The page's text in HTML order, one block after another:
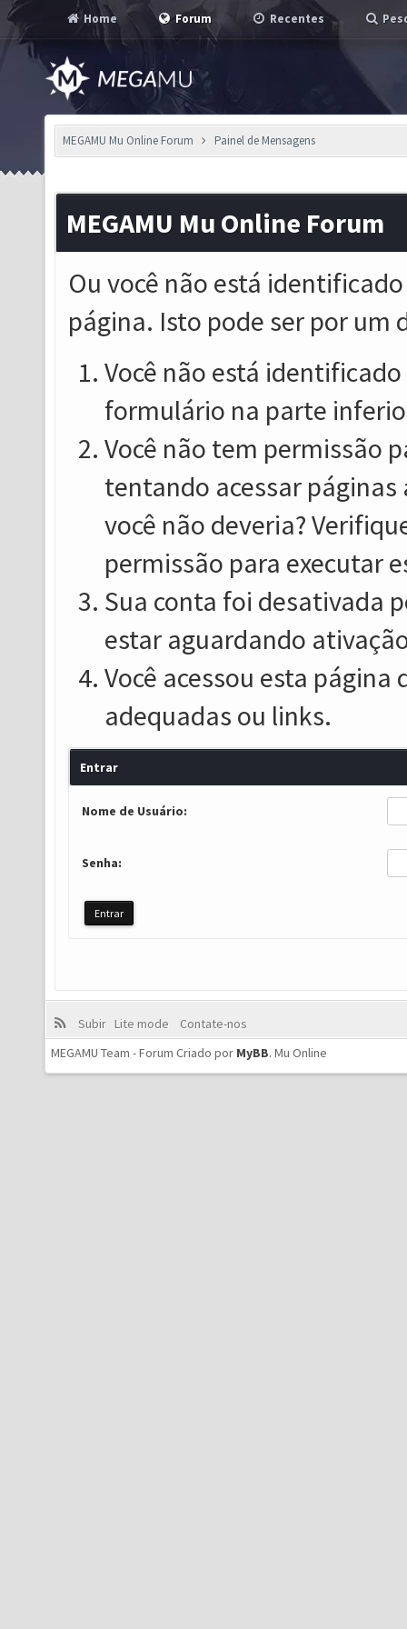
Home Forum Recentes
MEGAMU Mu Online Forum Painel de Mensagens
MEGAMU Mu Online Forum
Ou você não está
página. Isto pode ser por um
Você não está
formulário na parte
Você não tem permissão
tentando acessar
você não deveria?
permissão para executar
Sua conta foi desativada
estar aguardando
Você acessou esta
adequadas ou links.
Entrar
Nome de Usuário:
Senha:
Subir Lite mode
Contate-nos
MEGAMU Team - Forum Criado por MyBB. Mu Online